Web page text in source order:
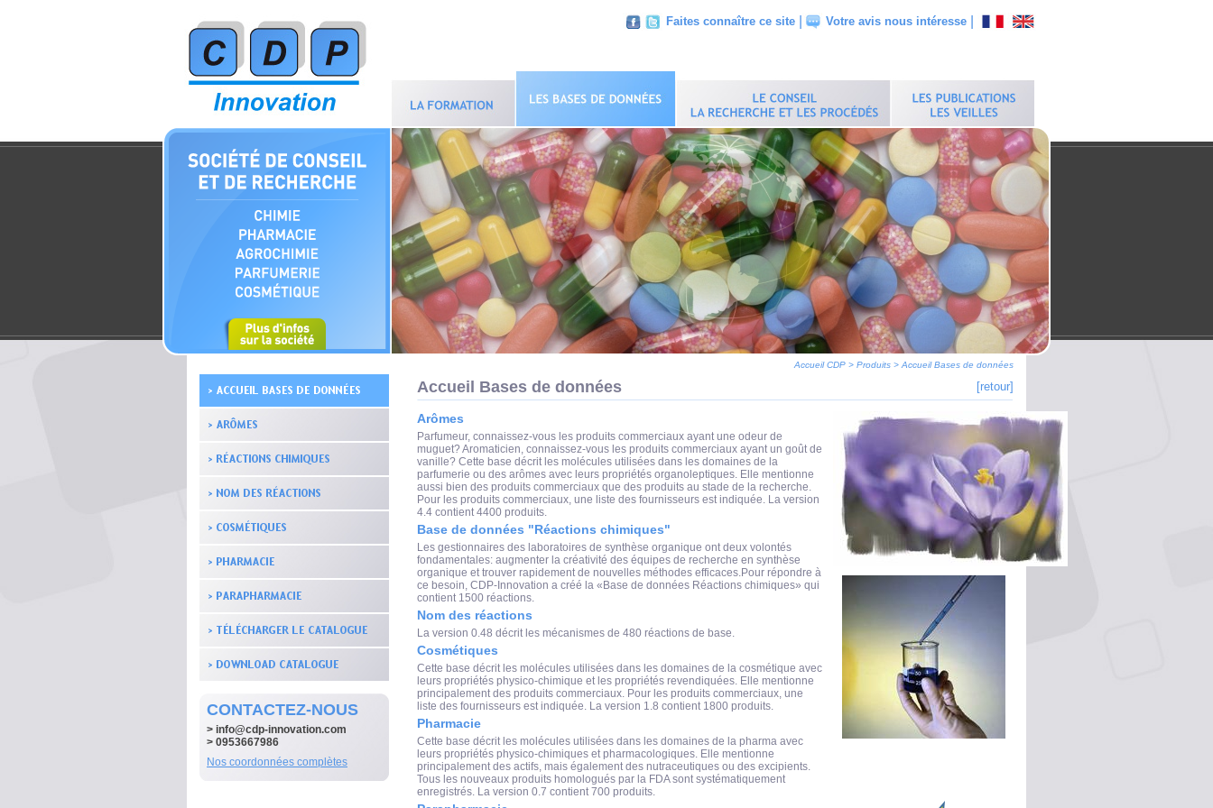
Faites connaître ce site Votre avis nous intéresse
Accueil CDP > Produits > Accueil Bases de données
CONTACTEZ-NOUS
> info@cdp-innovation.com
> 0953667986
Nos coordonnées complètes
Accueil Bases de données [retour]
Arômes
Parfumeur, connaissez-vous les produits commerciaux ayant une odeur de
muguet? Aromaticien, connaissez-vous les produits commerciaux ayant un goût de
vanille? Cette base décrit les molécules utilisées dans les domaines de la
parfumerie ou des arômes avec leurs propriétés organoleptiques. Elle mentionne
aussi bien des produits commerciaux que des produits au stade de la recherche.
Pour les produits commerciaux, une liste des fournisseurs est indiquée. La version
4.4 contient 4400 produits.
Base de données "Réactions chimiques"
Les gestionnaires des laboratoires de synthèse organique ont deux volontés
fondamentales: augmenter la créativité des équipes de recherche en synthèse
organique et trouver rapidement de nouvelles méthodes efficaces.Pour répondre à
ce besoin, CDP-Innovation a créé la «Base de données Réactions chimiques» qui
contient 1500 réactions.
Nom des réactions
La version 0.48 décrit les mécanismes de 480 réactions de base.
Cosmétiques
Cette base décrit les molécules utilisées dans les domaines de la cosmétique avec
leurs propriétés physico-chimique et les propriétés revendiquées. Elle mentionne
principalement des produits commerciaux. Pour les produits commerciaux, une
liste des fournisseurs est indiquée. La version 1.8 contient 1800 produits.
Pharmacie
Cette base décrit les molécules utilisées dans les domaines de la pharma avec
leurs propriétés physico-chimiques et pharmacologiques. Elle mentionne
principalement des actifs, mais également des nutraceutiques ou des excipients.
Tous les nouveaux produits homologués par la FDA sont systématiquement
enregistrés. La version 0.7 contient 700 produits.